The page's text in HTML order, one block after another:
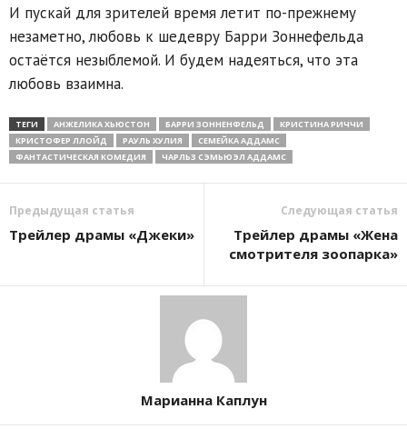
И пускай для зрителей время летит по-прежнему
незаметно, любовь к шедевру Барри Зоннефельда
остаётся незыблемой. И будем надеяться, что эта
любовь взаимна.
ТЕГИ АНЖЕЛИКА ХЬЮСТОН БАРРИ ЗОННЕНФЕЛЬД
КРИСТИНА РИЧЧИ
КРИСТОФЕР ЛЛОЙД
РАУЛЬ ХУЛИЯ
СЕМЕЙКА АДДАМС
ФАНТАСТИЧЕСКАЯ КОМЕДИЯ
ЧАРЛЬЗ СЭМЬЮЭЛ АДДАМС
Предыдущая статья
Трейлер драмы «Джеки»
Следующая статья
Трейлер драмы «Жена
смотрителя зоопарка»
Марианна Каплун